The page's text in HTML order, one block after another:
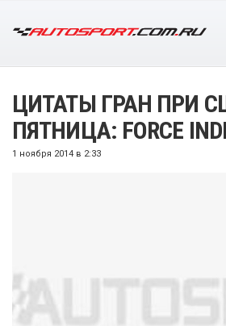
ЦИТАТЫ ГРАН ПРИ
ПЯТНИЦА: FORCE
1 ноября 2014 в 2:33